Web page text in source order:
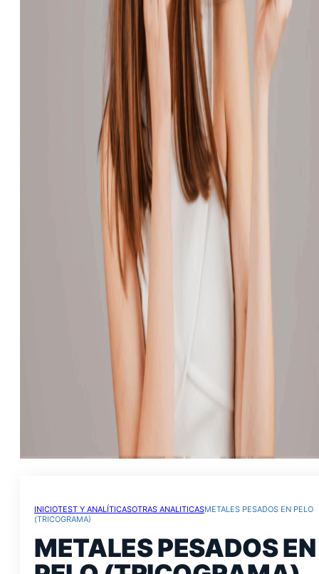
INICIOTEST Y ANALÍTICASOTRAS ANALITICASMETALES PESADOS EN PELO
(TRICOGRAMA)
METALES PESADOS EN